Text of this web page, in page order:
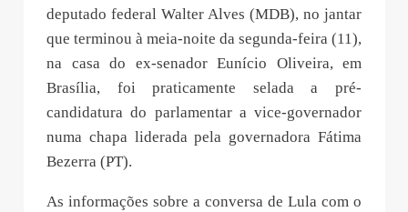
deputado federal Walter Alves (MDB), no jantar
que terminou à meia-noite da segunda-feira (11),
na casa do ex-senador Eunício Oliveira, em
Brasília, foi praticamente selada a pré-
candidatura do parlamentar a vice-governador
numa chapa liderada pela governadora Fátima
Bezerra (PT).
As informações sobre a conversa de Lula com o